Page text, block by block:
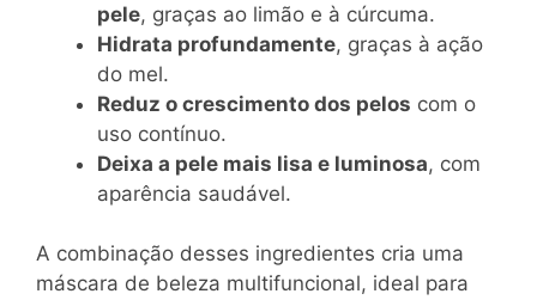
pele, graças ao limão e à cúrcuma.
Hidrata profundamente, graças à ação
do mel.
Reduz o crescimento dos pelos com o
uso contínuo.
Deixa a pele mais lisa e luminosa, com
aparência saudável.
A combinação desses ingredientes cria uma
máscara de beleza multifuncional, ideal para